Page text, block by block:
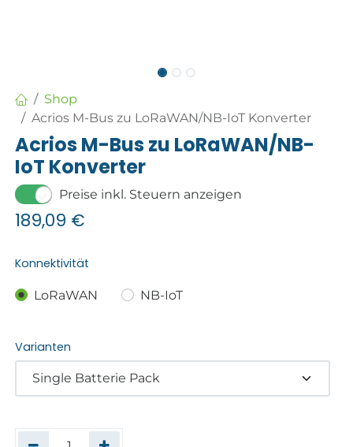
Shop
Acrios M-Bus zu LoRaWAN/NB-IoT Konverter
Acrios M-Bus zu LoRaWAN/NB-
IoT Konverter
Preise inkl. Steuern anzeigen
189,09 €
Konnektivität
LoRaWAN NB-IoT
Varianten